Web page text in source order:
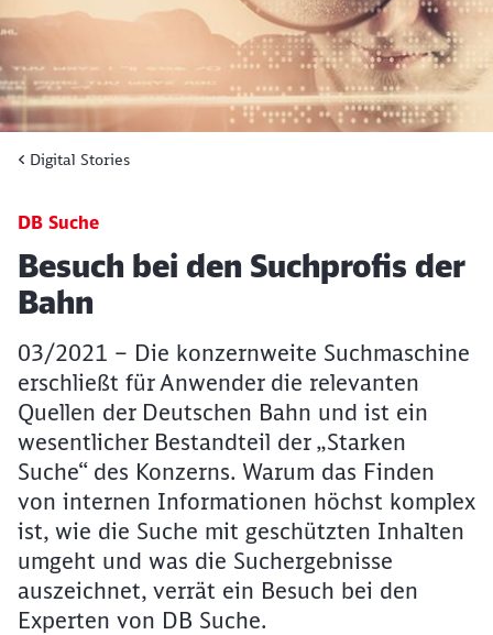
Digital Stories
DB Suche
Artikel:
Besuch bei den Suchprofis der
Bahn
03/2021 – Die konzernweite Suchmaschine
erschließt für Anwender die relevanten
Quellen der Deutschen Bahn und ist ein
wesentlicher Bestandteil der „Starken
Suche“ des Konzerns. Warum das Finden
von internen Informationen höchst komplex
ist, wie die Suche mit geschützten Inhalten
umgeht und was die Suchergebnisse
auszeichnet, verrät ein Besuch bei den
Experten von DB Suche.